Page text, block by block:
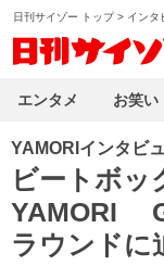
日刊サイゾー トップ> インタ
YAMORIインタビ
ビートボッ
YAMORI
ラウンドに
エンタメ お笑い